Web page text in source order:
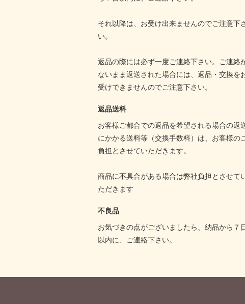
それ以降は、お受け出来ませんのでご注意下
い。
返品の際には必ず一度ご連絡下さい。ご連絡
ないまま返送された場合には、返品・交換を
受けできませんのでご注意下さい。
返品送料
お客様ご都合での返品を希望される場合の返
にかかる送料等（交換手数料）は、お客様の
負担とさせていただきます。
商品に不具合がある場合は弊社負担とさせて
ただきます
不良品
お気づきの点がございましたら、納品から７
以内に、ご連絡下さい。